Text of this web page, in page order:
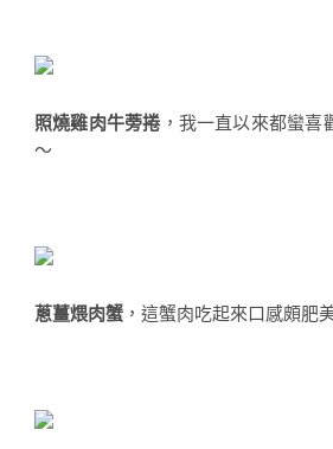
照燒雞肉牛蒡捲，我一直以來都蠻喜
～
蔥薑煨肉蟹 ，這蟹肉吃起來口感頗肥